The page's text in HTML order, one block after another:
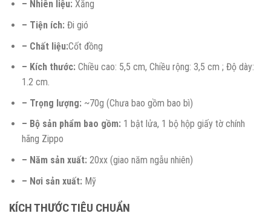
– Nhiên liệu: Xăng
– Tiện ích: Đi gió
– Chất liệu:Cốt đồng
– Kích thước: Chiều cao: 5,5 cm, Chiều rộng: 3,5 cm ; Độ dày:
1.2 cm.
– Trọng lượng: ~70g (Chưa bao gồm bao bì)
– Bộ sản phẩm bao gồm: 1 bật lửa, 1 bộ hộp giấy tờ chính
hãng Zippo
– Năm sản xuất: 20xx (giao năm ngẫu nhiên)
– Nơi sản xuất: Mỹ
KÍCH THƯỚC TIÊU CHUẨN